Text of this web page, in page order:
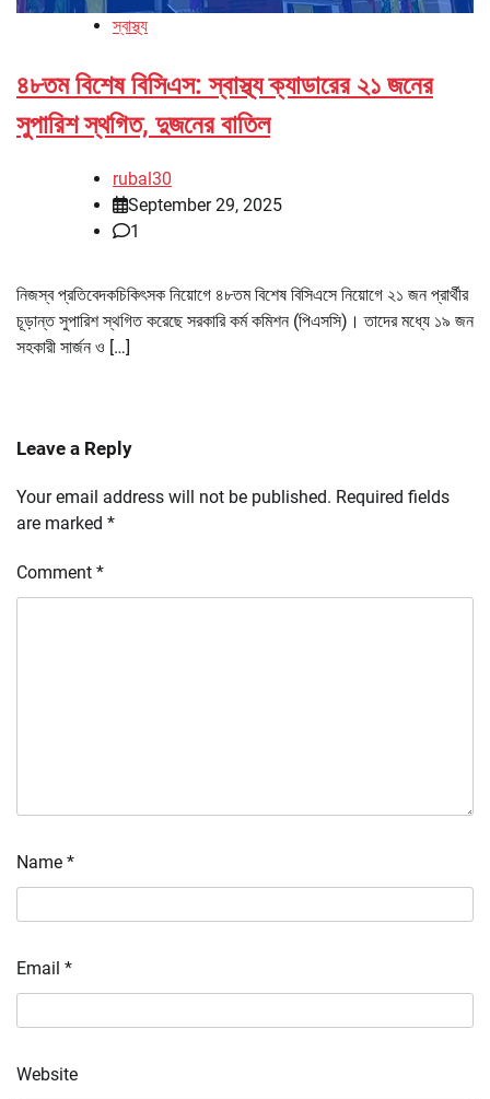
স্বাস্থ্য
৪৮তম বিশেষ বিসিএস: স্বাস্থ্য ক্যাডারের ২১ জনের
সুপারিশ স্থগিত, দুজনের বাতিল
rubal30
September 29, 2025
1
নিজস্ব প্রতিবেদকচিকিৎসক নিয়োগে ৪৮তম বিশেষ বিসিএসে নিয়োগে ২১ জন প্রার্থীর
চূড়ান্ত সুপারিশ স্থগিত করেছে সরকারি কর্ম কমিশন (পিএসসি)। তাদের মধ্যে ১৯ জন
সহকারী সার্জন ও […]
Leave a Reply
Your email address will not be published. Required fields
are marked *
Comment *
Name *
Email *
Website